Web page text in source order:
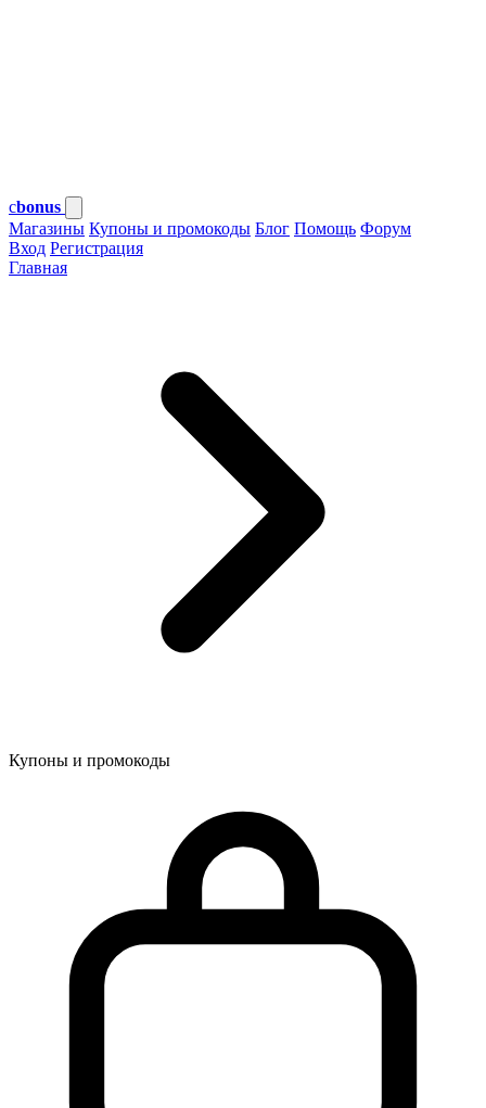
cbonus
Магазины Купоны и промокоды Блог Помощь Форум
Вход Регистрация
Главная
Купоны и промокоды